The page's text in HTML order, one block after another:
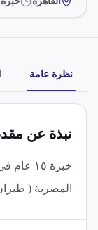
نظرة عامة
نبذة عن
خبرة
المصرية (